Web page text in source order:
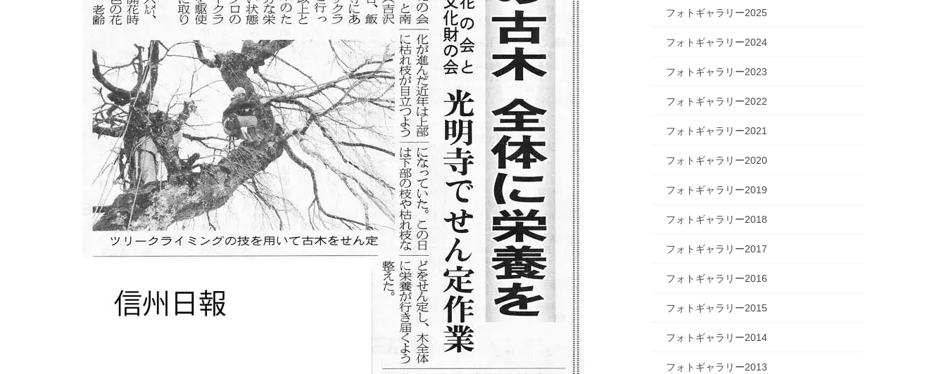
フォトギャラリー2025
フォトギャラリー2024
フォトギャラリー2023
フォトギャラリー2022
フォトギャラリー2021
フォトギャラリー2020
フォトギャラリー2019
フォトギャラリー2018
フォトギャラリー2017
フォトギャラリー2016
フォトギャラリー2015
フォトギャラリー2014
フォトギャラリー2013